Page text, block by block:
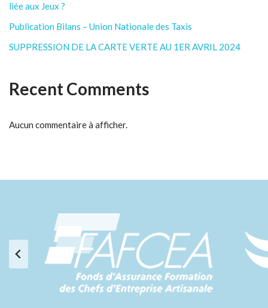
liée aux Jeux ?
Publication Bilans – Union Nationale des Taxis
SUPPRESSION DE LA CARTE VERTE AU 1ER AVRIL 2024
Recent Comments
Aucun commentaire à afficher.